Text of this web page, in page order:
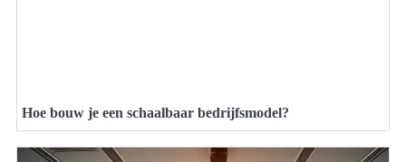
Hoe bouw je een schaalbaar bedrijfsmodel?